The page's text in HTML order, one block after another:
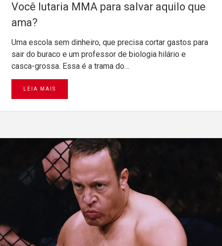
Você lutaria MMA para salvar aquilo que
ama?
Uma escola sem dinheiro, que precisa cortar gastos para
sair do buraco e um professor de biologia hilário e
casca-grossa. Essa é a trama do…
LEIA MAIS